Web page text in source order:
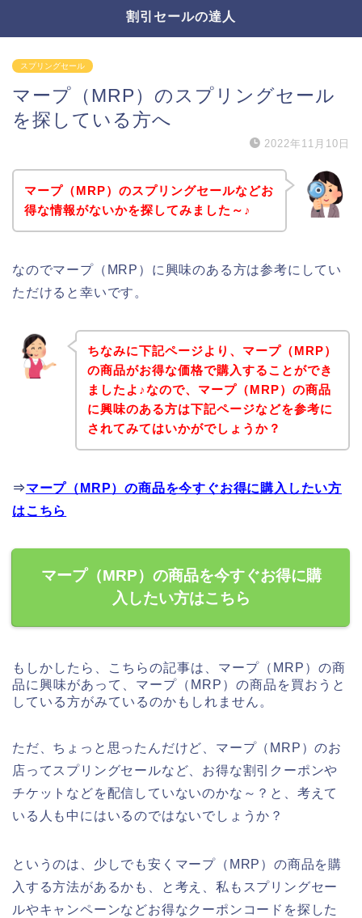
割引セールの達人
スプリングセール
マープ（MRP）のスプリングセール
を探している方へ
2022年11月10日
マープ（MRP）のスプリングセールなどお
得な情報がないかを探してみました～♪
なのでマープ（MRP）に興味のある方は参考にしてい
ただけると幸いです。
ちなみに下記ページより、マープ（MRP）
の商品がお得な価格で購入することができ
ましたよ♪なので、マープ（MRP）の商品
に興味のある方は下記ページなどを参考に
されてみてはいかがでしょうか？
⇒マープ（MRP）の商品を今すぐお得に購入したい方
はこちら
マープ（MRP）の商品を今すぐお得に購
入したい方はこちら
もしかしたら、こちらの記事は、マープ（MRP）の商
品に興味があって、マープ（MRP）の商品を買おうと
している方がみているのかもしれません。
ただ、ちょっと思ったんだけど、マープ（MRP）のお
店ってスプリングセールなど、お得な割引クーポンや
チケットなどを配信していないのかな～？と、考えて
いる人も中にはいるのではないでしょうか？
というのは、少しでも安くマープ（MRP）の商品を購
入する方法があるかも、と考え、私もスプリングセー
ルやキャンペーンなどお得なクーポンコードを探した